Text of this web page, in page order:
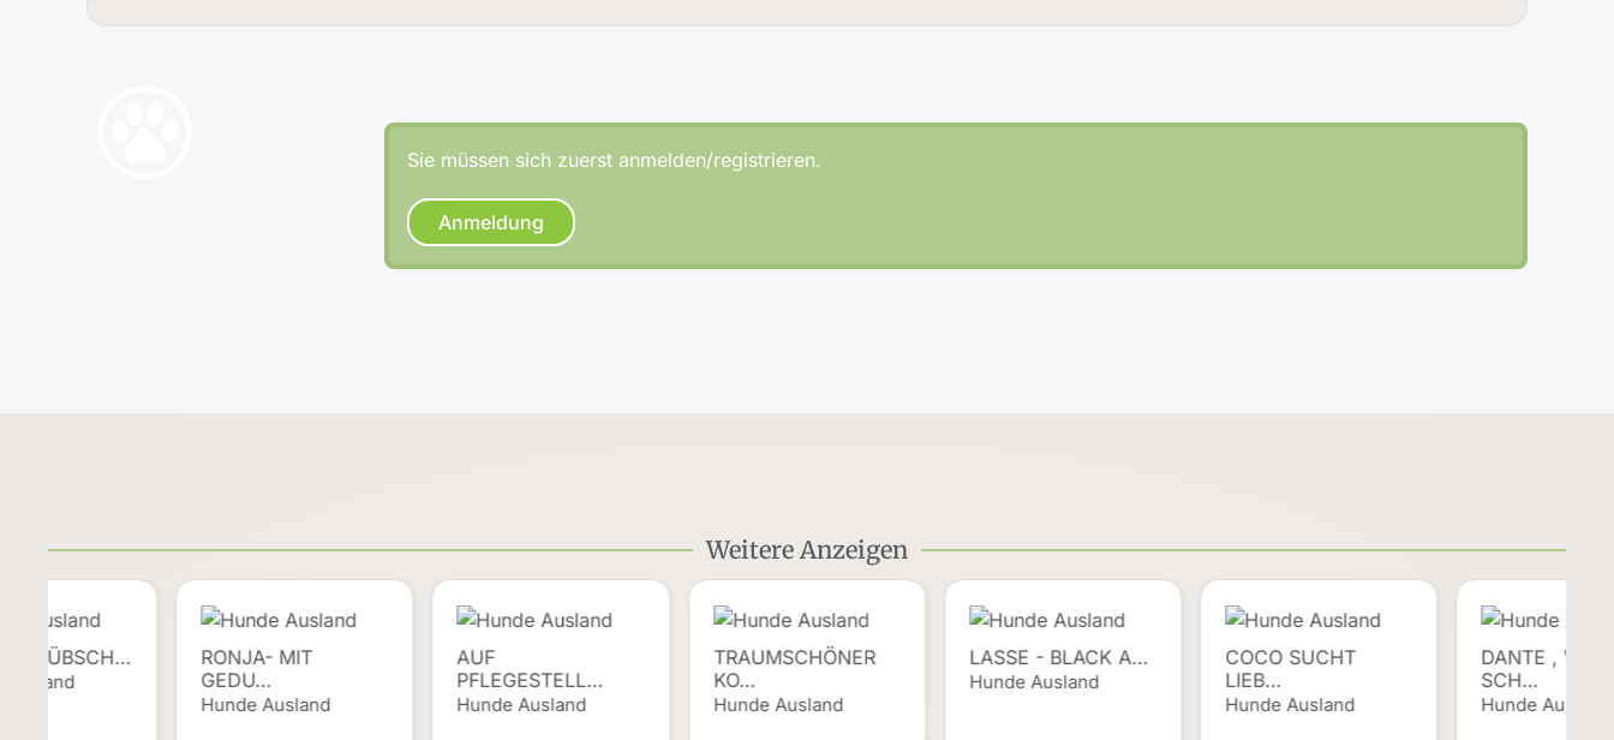
Sie müssen sich zuerst anmelden/registrieren.
Anmeldung
Weitere Anzeigen
RONJA- MIT
GEDU…
Hunde Ausland
AUF
PFLEGESTELL…
Hunde Ausland
TRAUMSCHÖNER
KO…
Hunde Ausland
LASSE - BLACK A…
Hunde Ausland
COCO SUCHT
LIEB…
Hunde Ausland
DANTE , WER
SCH…
Hunde Ausland
, HÜBSCH…
Ausland